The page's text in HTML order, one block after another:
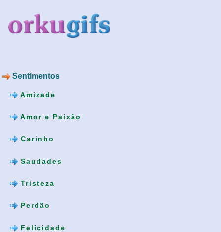
Sentimentos
Amizade
Amor e Paixão
Carinho
Saudades
Tristeza
Perdão
Felicidade